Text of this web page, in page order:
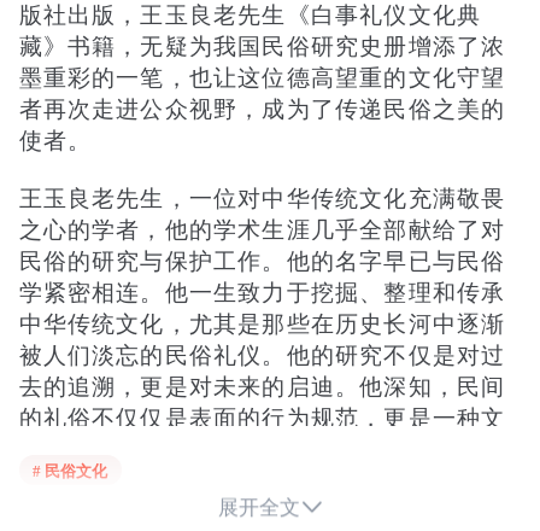
版社出版，王玉良老先生《白事礼仪文化典
藏》书籍，无疑为我国民俗研究史册增添了浓
墨重彩的一笔，也让这位德高望重的文化守望
者再次走进公众视野，成为了传递民俗之美的
使者。
王玉良老先生，一位对中华传统文化充满敬畏
之心的学者，他的学术生涯几乎全部献给了对
民俗的研究与保护工作。他的名字早已与民俗
学紧密相连。他一生致力于挖掘、整理和传承
中华传统文化，尤其是那些在历史长河中逐渐
被人们淡忘的民俗礼仪。他的研究不仅是对过
去的追溯，更是对未来的启迪。他深知，民间
的礼俗不仅仅是表面的行为规范，更是一种文
的缅怀以及对自然界的崇敬。尤其是白事礼
仪，作为人生最后阶段的重要仪式，往往被赋
# 民俗文化
展开全文